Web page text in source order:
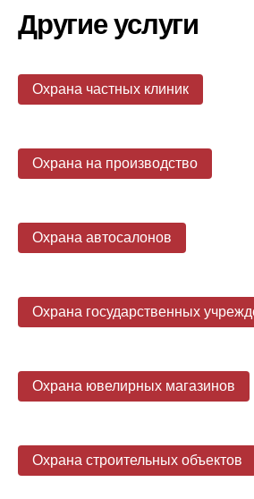
Другие услуги
Охрана частных клиник
Охрана на производство
Охрана автосалонов
Охрана государственных
Охрана ювелирных магазинов
Охрана строительных объектов